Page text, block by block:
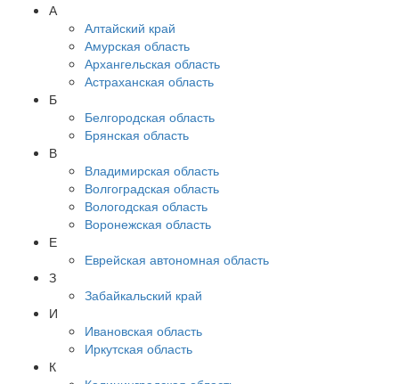
А
Алтайский край
Амурская область
Архангельская область
Астраханская область
Б
Белгородская область
Брянская область
В
Владимирская область
Волгоградская область
Вологодская область
Воронежская область
Е
Еврейская автономная область
З
Забайкальский край
И
Ивановская область
Иркутская область
К